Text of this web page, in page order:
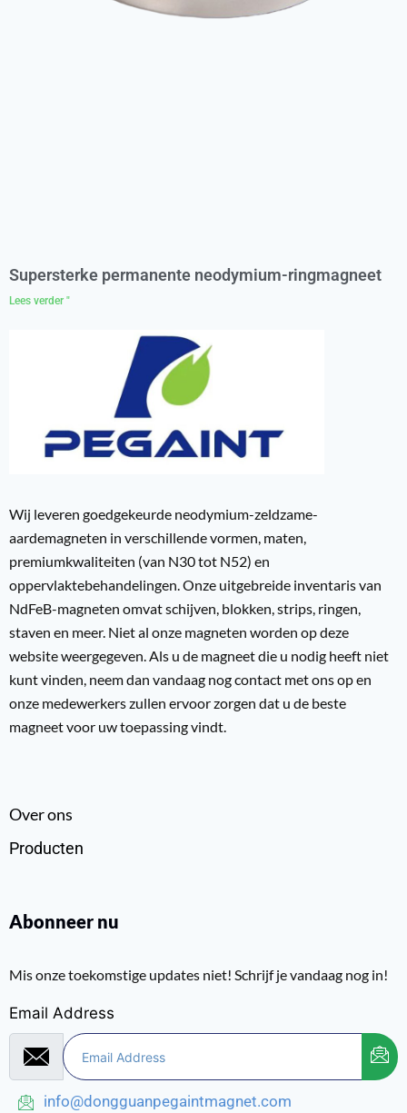
Supersterke permanente neodymium-ringmagneet
Lees verder "
Wij leveren goedgekeurde neodymium-zeldzame-
aardemagneten in verschillende vormen, maten,
premiumkwaliteiten (van N30 tot N52) en
oppervlaktebehandelingen. Onze uitgebreide inventaris van
NdFeB-magneten omvat schijven, blokken, strips, ringen,
staven en meer. Niet al onze magneten worden op deze
website weergegeven. Als u de magneet die u nodig heeft niet
kunt vinden, neem dan vandaag nog contact met ons op en
onze medewerkers zullen ervoor zorgen dat u de beste
magneet voor uw toepassing vindt.
Over ons
Producten
Abonneer nu
Mis onze toekomstige updates niet! Schrijf je vandaag nog in!
Email Address
info@dongguanpegaintmagnet.com